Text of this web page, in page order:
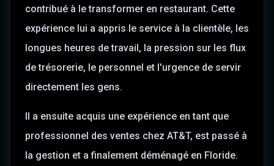
contribué à le transformer en restaurant. Cette
expérience lui a appris le service à la clientèle, les
longues heures de travail, la pression sur les flux
de trésorerie, le personnel et l'urgence de servir
directement les gens.
Il a ensuite acquis une expérience en tant que
professionnel des ventes chez AT&T, est passé à
la gestion et a finalement déménagé en Floride.